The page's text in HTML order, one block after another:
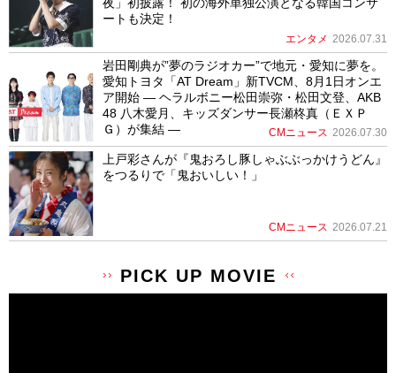
ートも決定！
エンタメ 2026.07.31
岩田剛典が”夢のラジオカー”で地元・愛知に夢を。
愛知トヨタ「AT Dream」新TVCM、8月1日オンエ
ア開始 ― ヘラルボニー松田崇弥・松田文登、AKB
48 八木愛月、キッズダンサー長瀬柊真（ＥＸＰ
Ｇ）が集結 ―
CMニュース 2026.07.30
上戸彩さんが『鬼おろし豚しゃぶぶっかけうどん』
をつるりで「鬼おいしい！」
CMニュース 2026.07.21
PICK UP MOVIE